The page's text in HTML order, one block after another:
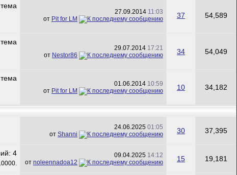
27.09.2014 11:03
от Pit for LM 37 54,589
29.07.2014 17:21
от Nestor86 34 54,049
01.06.2014 10:59
от Pit for LM 10 34,182
24.06.2025 01:05
от Shanni 30 37,395
09.04.2025 14:12
от noleennadoa12 15 19,181